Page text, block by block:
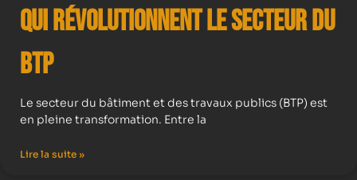
qui Révolutionnent le Secteur du
BTP
Le secteur du bâtiment et des travaux publics (BTP) est
en pleine transformation. Entre la
Lire la suite »